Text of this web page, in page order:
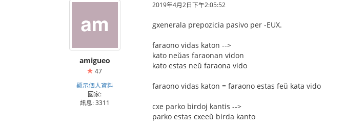
amigueo
47
顯示個人資料
國家:
訊息: 3311
2019年4月2日下午2:05:52
gxenerala prepozicia pasivo per -EUX.
faraono vidas katon -->
kato neŭas faraonan vidon
kato estas neŭ faraona vido
faraono vidas katon = faraono estas feŭ kata vido
cxe parko birdoj kantis -->
parko estas cxeeŭ birda kanto